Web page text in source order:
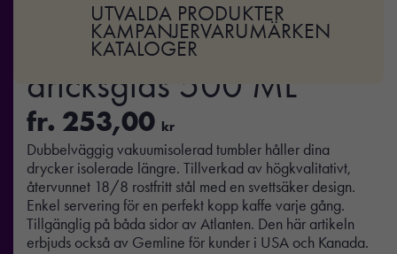
UTVALDA PRODUKTER
KAMPANJERVARUMÄRKEN
KATALOGER
Aviana™ Rowan RCS
dricksglas 500 ML
fr. 253,00 kr
Dubbelväggig vakuumisolerad tumbler håller dina
drycker isolerade längre. Tillverkad av högkvalitativt,
återvunnet 18/8 rostfritt stål med en svettsäker design.
Enkel servering för en perfekt kopp kaffe varje gång.
Tillgänglig på båda sidor av Atlanten. Den här artikeln
erbjuds också av Gemline för kunder i USA och Kanada.